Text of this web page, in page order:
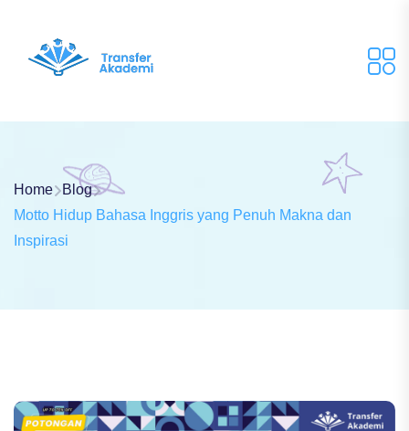
Home
Blog
Motto Hidup Bahasa Inggris yang Penuh Makna dan
Inspirasi